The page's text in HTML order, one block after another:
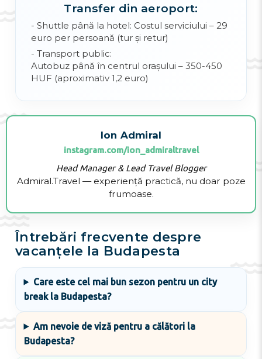
Transfer din aeroport:
- Shuttle până la hotel: Costul serviciului – 29
euro per persoană (tur și retur)
- Transport public:
Autobuz până în centrul orașului – 350-450
HUF (aproximativ 1,2 euro)
Ion Admiral
instagram.com/ion_admiraltravel
Head Manager & Lead Travel Blogger
Admiral.Travel — experiență practică, nu doar poze
frumoase.
Întrebări frecvente despre
vacanțele la Budapesta
Care este cel mai bun sezon pentru un city
break la Budapesta?
Am nevoie de viză pentru a călători la
Budapesta?